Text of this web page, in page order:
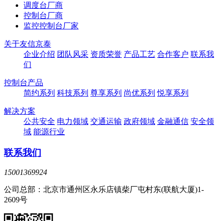
调度台厂商
控制台厂商
监控控制台厂家
关于友信京泰
企业介绍 团队风采 资质荣誉 产品工艺 合作客户 联系我
们
控制台产品
简约系列 科技系列 尊享系列 尚优系列 悦享系列
解决方案
公共安全 电力领域 交通运输 政府领域 金融通信 安全领
域 能源行业
联系我们
15001369924
公司总部：北京市通州区永乐店镇柴厂屯村东(联航大厦)1-
2609号